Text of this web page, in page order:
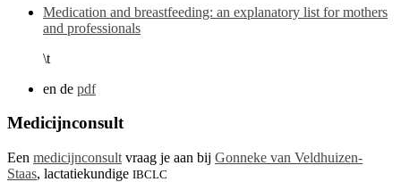
Medication and breastfeeding: an explanatory list for mothers
and professionals
\t
en de pdf
Medicijnconsult
Een medicijnconsult vraag je aan bij Gonneke van Veldhuizen-
Staas, lactatiekundige IBCLC